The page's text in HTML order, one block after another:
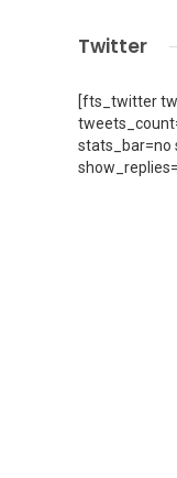
Twitter
[fts_twitter
stats_bar=no